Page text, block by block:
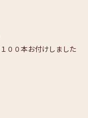
００本お付けしました